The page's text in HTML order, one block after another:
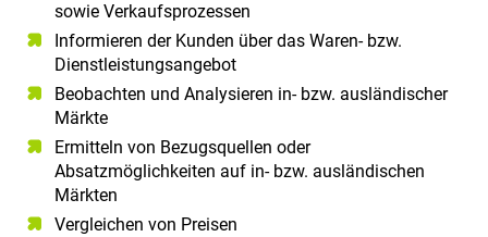
sowie Verkaufsprozessen
Informieren der Kunden über das Waren- bzw.
Dienstleistungsangebot
Beobachten und Analysieren in- bzw. ausländischer
Märkte
Ermitteln von Bezugsquellen oder
Absatzmöglichkeiten auf in- bzw. ausländischen
Märkten
Vergleichen von Preisen